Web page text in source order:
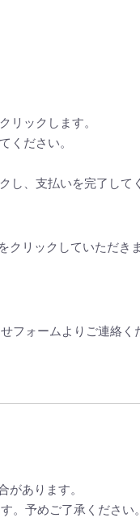
リックします。
ください。
し、支払いを完了して
リックしていただ
フォームよりご連絡く
あります。
。予めご了承ください。